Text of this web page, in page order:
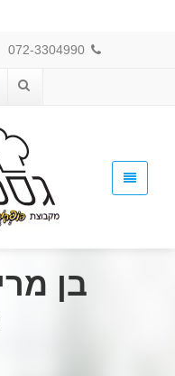
072-3304990